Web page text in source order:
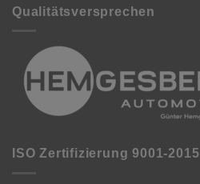
Qualitätsversprechen
ISO Zertifizierung 9001-2015